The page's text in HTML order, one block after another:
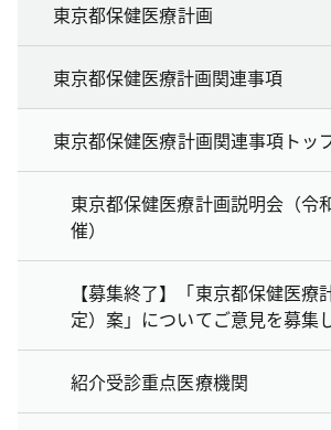
東京都保健医療計画
東京都保健医療計画関連事項
東京都保健医療計画関連事項トッ
東京都保健医療計画説明会（令
催）
【募集終了】「東京都保健医療
定）案」についてご意見を募集
紹介受診重点医療機関